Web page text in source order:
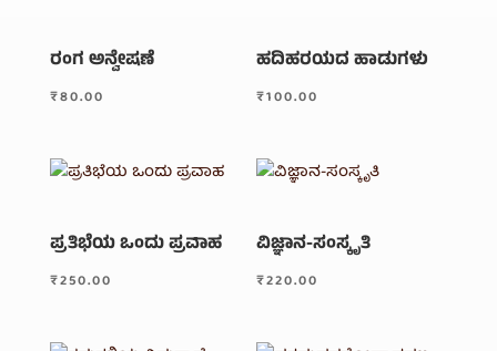
ರಂಗ ಅನ್ವೇಷಣೆ
₹80.00
ಹದಿಹರಯದ ಹಾಡುಗಳು
₹100.00
ಪ್ರತಿಭೆಯ ಒಂದು ಪ್ರವಾಹ
₹250.00
ವಿಜ್ಞಾನ-ಸಂಸ್ಕೃತಿ
₹220.00